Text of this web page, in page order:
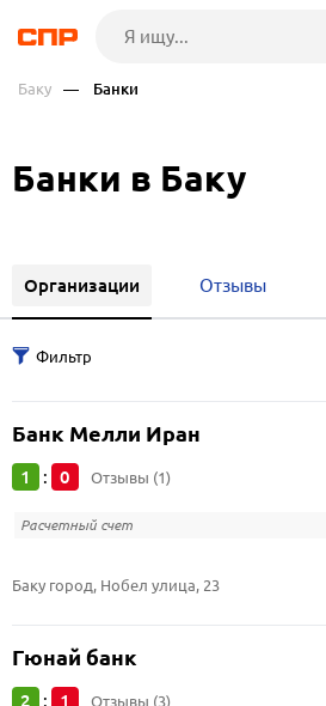
Баку — Банки
Банки в Баку
Организации Отзывы
Банк Мелли Иран
1 : 0 Отзывы (1)
Расчетный счет
Баку город, Нобел улица, 23
Гюнай банк
2 : 1 Отзывы (3)